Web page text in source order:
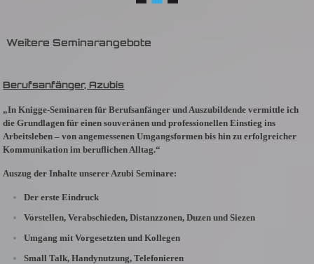
Weitere Seminarangebote
Berufsanfänger, Azubis
„In Knigge-Seminaren für Berufsanfänger und Auszubildende vermittle ich
die Grundlagen für einen souveränen und professionellen Einstieg ins
Arbeitsleben – von angemessenen Umgangsformen bis hin zu erfolgreicher
Kommunikation im beruflichen Alltag.“
Auszug der Inhalte unserer Azubi Seminare:
Der erste Eindruck
Vorstellen, Verabschieden, Distanzzonen, Duzen und Siezen
Umgang mit Vorgesetzten und Kollegen
Small Talk, Handynutzung, Telefonieren